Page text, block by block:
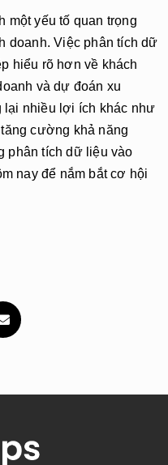
một yếu tố quan trọng
doanh. Việc phân tích dữ
hiểu rõ hơn về khách
và dự đoán xu
lại nhiều lợi ích khác như
cường khả năng
phân tích dữ liệu vào
nay để nắm bắt cơ hội